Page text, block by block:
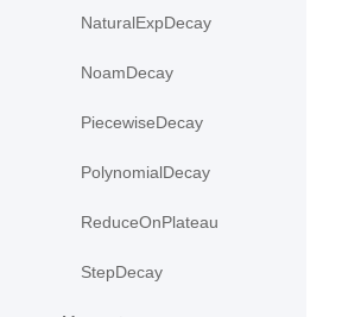
NaturalExpDecay
NoamDecay
PiecewiseDecay
PolynomialDecay
ReduceOnPlateau
StepDecay